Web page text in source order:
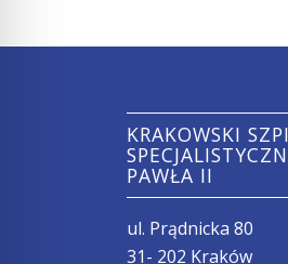
KRAKOWSKI
PAWŁA II
ul. Prądnicka 80
31- 202 Kraków